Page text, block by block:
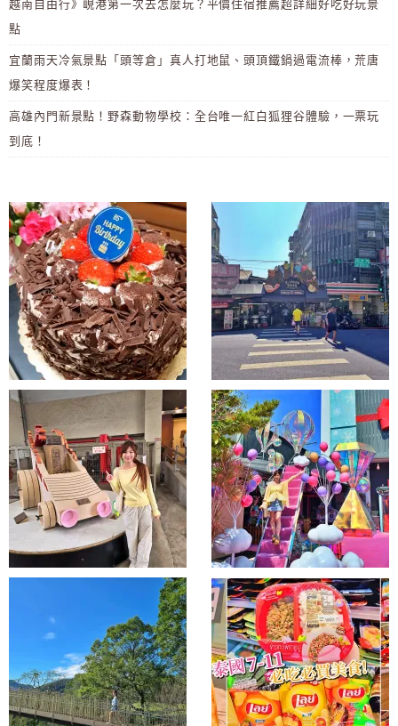
越南自由行》峴港第一次去怎麼玩？平價住宿推薦超詳細好吃好玩景
點
宜蘭雨天冷氣景點「頭等倉」真人打地鼠、頭頂鐵鍋過電流棒，荒唐
爆笑程度爆表！
高雄內門新景點！野森動物學校：全台唯一紅白狐狸谷體驗，一票玩
到底！